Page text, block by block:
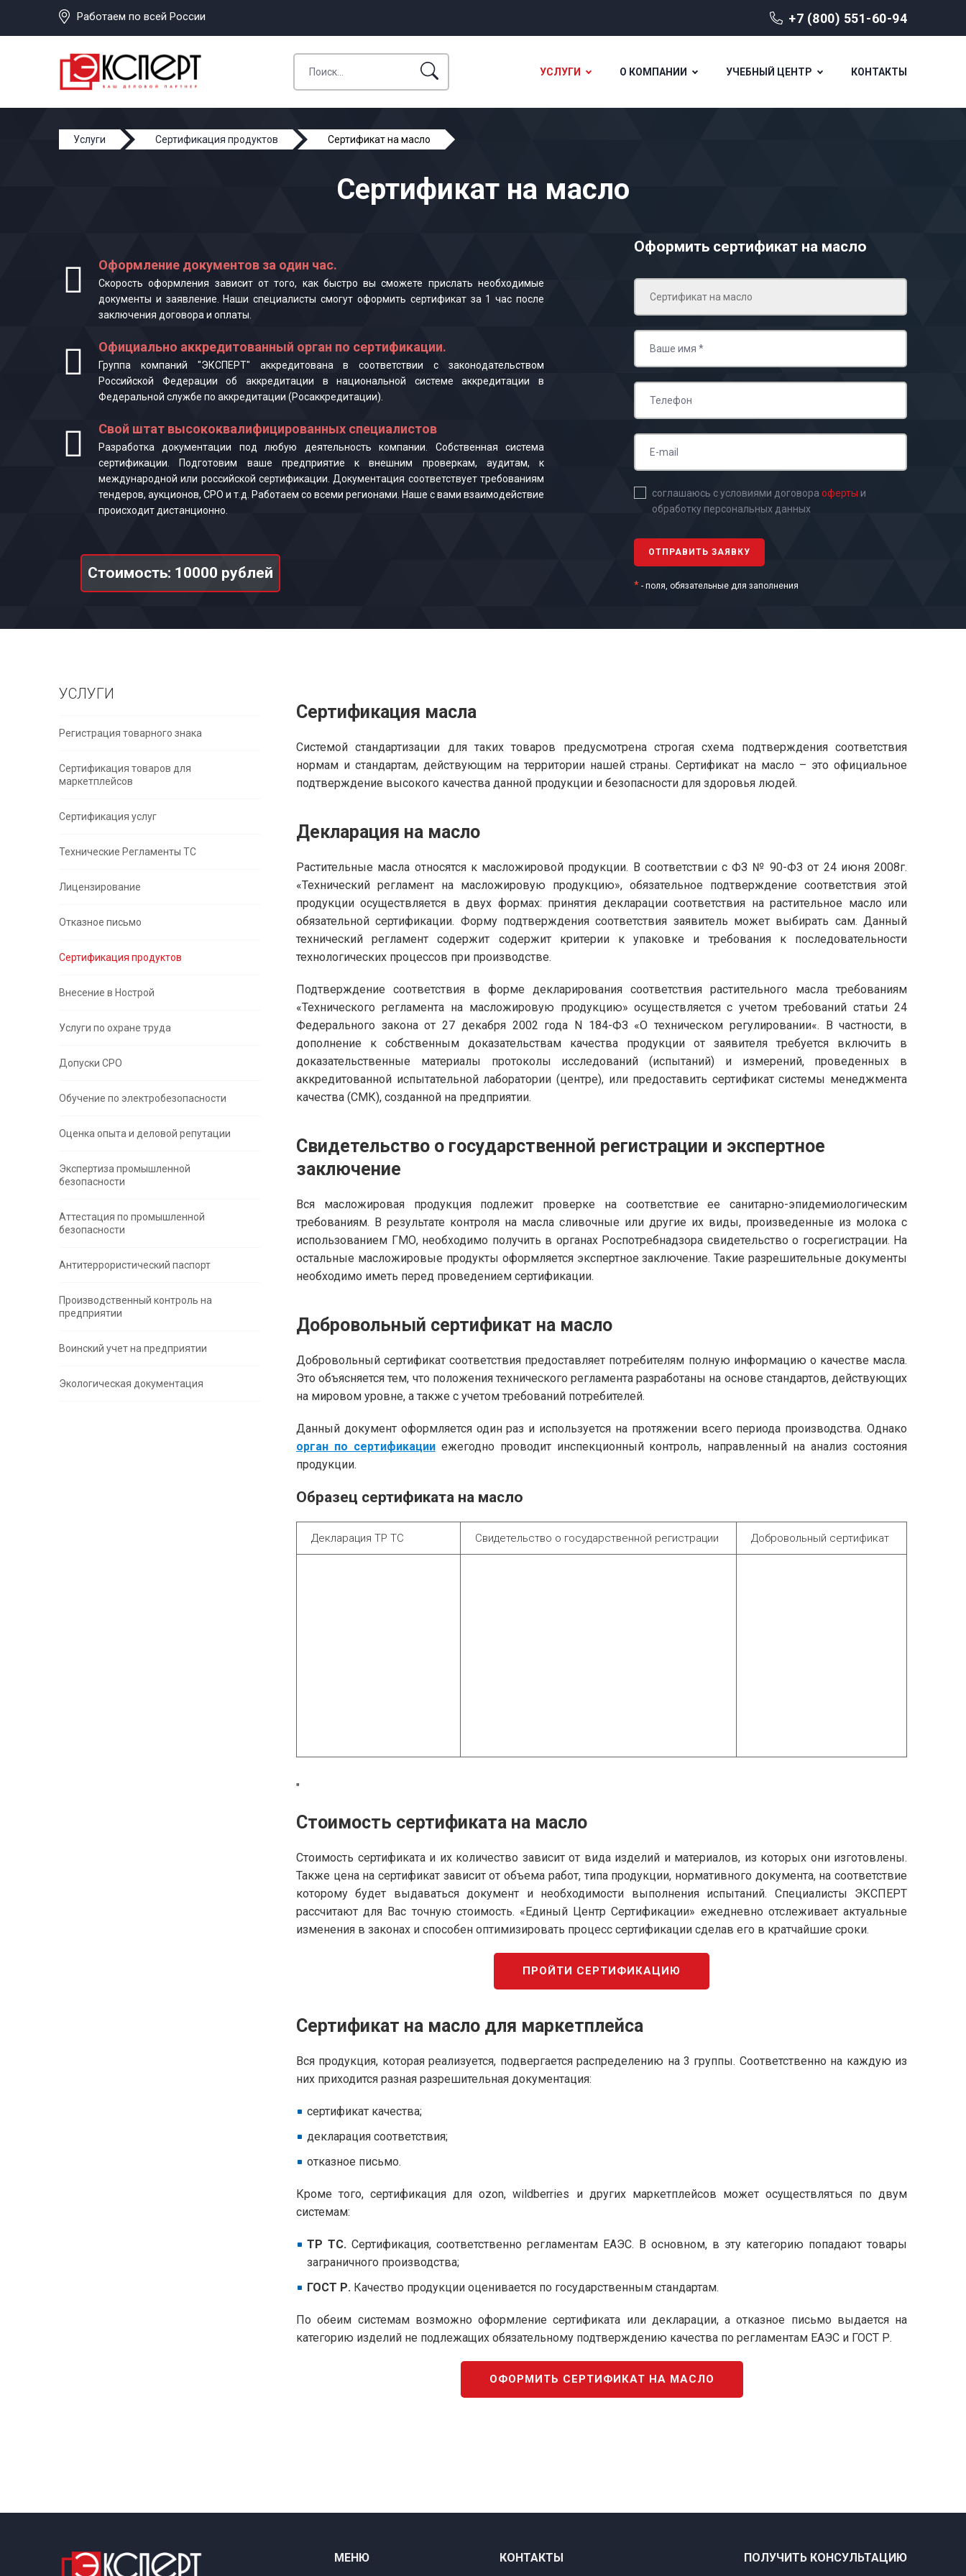
Работаем по всей России +7 (800) 551-60-94
УСЛУГИ О КОМПАНИИ УЧЕБНЫЙ ЦЕНТР КОНТАКТЫ
Услуги Сертификация продуктов Сертификат на масло
Сертификат на масло
Оформление документов за один час.
Скорость оформления зависит от того, как быстро вы сможете прислать необходимые
документы и заявление. Наши специалисты смогут оформить сертификат за 1 час после
заключения договора и оплаты.
Официально аккредитованный орган по сертификации.
Группа компаний "ЭКСПЕРТ" аккредитована в соответствии с законодательством
Российской Федерации об аккредитации в национальной системе аккредитации в
Федеральной службе по аккредитации (Росаккредитации).
Свой штат высококвалифицированных специалистов
Разработка документации под любую деятельность компании. Собственная система
сертификации. Подготовим ваше предприятие к внешним проверкам, аудитам, к
международной или российской сертификации. Документация соответствует требованиям
тендеров, аукционов, СРО и т.д. Работаем со всеми регионами. Наше с вами взаимодействие
происходит дистанционно.
Стоимость: 10000 рублей
Оформить сертификат на масло
соглашаюсь с условиями договора оферты и
обработку персональных данных
* - поля, обязательные для заполнения
УСЛУГИ
Регистрация товарного знака
Сертификация товаров для
маркетплейсов
Сертификация услуг
Технические Регламенты ТС
Лицензирование
Отказное письмо
Сертификация продуктов
Внесение в Нострой
Услуги по охране труда
Допуски СРО
Обучение по электробезопасности
Оценка опыта и деловой репутации
Экспертиза промышленной
безопасности
Аттестация по промышленной
безопасности
Антитеррористический паспорт
Производственный контроль на
предприятии
Воинский учет на предприятии
Экологическая документация
Сертификация масла
Системой стандартизации для таких товаров предусмотрена строгая схема подтверждения соответствия
нормам и стандартам, действующим на территории нашей страны. Сертификат на масло – это официальное
подтверждение высокого качества данной продукции и безопасности для здоровья людей.
Декларация на масло
Растительные масла относятся к масложировой продукции. В соответствии с ФЗ № 90-ФЗ от 24 июня 2008г.
«Технический регламент на масложировую продукцию», обязательное подтверждение соответствия этой
продукции осуществляется в двух формах: принятия декларации соответствия на растительное масло или
обязательной сертификации. Форму подтверждения соответствия заявитель может выбирать сам. Данный
технический регламент содержит содержит критерии к упаковке и требования к последовательности
технологических процессов при производстве.
Подтверждение соответствия в форме декларирования соответствия растительного масла требованиям
«Технического регламента на масложировую продукцию» осуществляется с учетом требований статьи 24
Федерального закона от 27 декабря 2002 года N 184-ФЗ «О техническом регулировании«. В частности, в
дополнение к собственным доказательствам качества продукции от заявителя требуется включить в
доказательственные материалы протоколы исследований (испытаний) и измерений, проведенных в
аккредитованной испытательной лаборатории (центре), или предоставить сертификат системы менеджмента
качества (СМК), созданной на предприятии.
Свидетельство о государственной регистрации и экспертное
заключение
Вся масложировая продукция подлежит проверке на соответствие ее санитарно-эпидемиологическим
требованиям. В результате контроля на масла сливочные или другие их виды, произведенные из молока с
использованием ГМО, необходимо получить в органах Роспотребнадзора свидетельство о госрегистрации. На
остальные масложировые продукты оформляется экспертное заключение. Такие разрешительные документы
необходимо иметь перед проведением сертификации.
Добровольный сертификат на масло
Добровольный сертификат соответствия предоставляет потребителям полную информацию о качестве масла.
Это объясняется тем, что положения технического регламента разработаны на основе стандартов, действующих
на мировом уровне, а также с учетом требований потребителей.
Данный документ оформляется один раз и используется на протяжении всего периода производства. Однако
орган по сертификацииежегодно проводит инспекционный контроль, направленный на анализ состояния
продукции.
Образец сертификата на масло
Декларация ТР ТС Свидетельство о государственной регистрации Добровольный сертификат
"
Стоимость сертификата на масло
Стоимость сертификата и их количество зависит от вида изделий и материалов, из которых они изготовлены.
Также цена на сертификат зависит от объема работ, типа продукции, нормативного документа, на соответствие
которому будет выдаваться документ и необходимости выполнения испытаний. Специалисты ЭКСПЕРТ
рассчитают для Вас точную стоимость. «Единый Центр Сертификации» ежедневно отслеживает актуальные
изменения в законах и способен оптимизировать процесс сертификации сделав его в кратчайшие сроки.
ПРОЙТИ СЕРТИФИКАЦИЮ
Сертификат на масло для маркетплейса
Вся продукция, которая реализуется, подвергается распределению на 3 группы. Соответственно на каждую из
них приходится разная разрешительная документация:
сертификат качества;
декларация соответствия;
отказное письмо.
Кроме того, сертификация для ozon, wildberries и других маркетплейсов может осуществляться по двум
системам:
ТР ТС. Сертификация, соответственно регламентам ЕАЭС. В основном, в эту категорию попадают товары
заграничного производства;
ГОСТ Р. Качество продукции оценивается по государственным стандартам.
По обеим системам возможно оформление сертификата или декларации, а отказное письмо выдается на
категорию изделий не подлежащих обязательному подтверждению качества по регламентам ЕАЭС и ГОСТ Р.
ОФОРМИТЬ СЕРТИФИКАТ НА МАСЛО
МЕНЮ КОНТАКТЫ ПОЛУЧИТЬ КОНСУЛЬТАЦИЮ